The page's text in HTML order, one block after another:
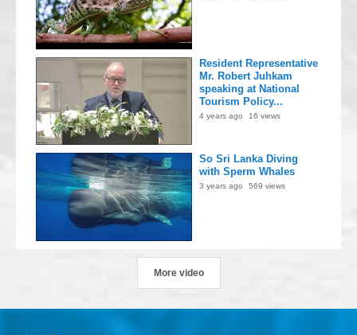
Resident Representative
Mr. Robert Juhkam
speaking at National
Tourism Policy...
4 years ago 16 views
So Sri Lanka Diving
with Sperm Whales
3 years ago 569 views
More video